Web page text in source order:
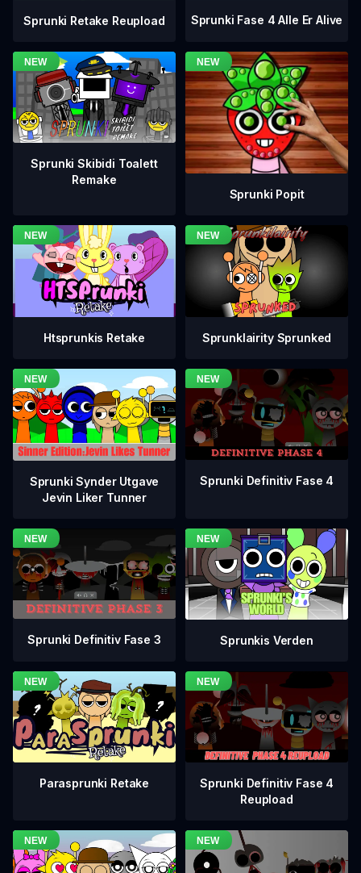
Sprunki Retake Reupload Sprunki Fase 4 Alle Er Alive
Sprunki Skibidi Toalett
Remake
Sprunki Popit
Htsprunkis Retake Sprunklairity Sprunked
Sprunki Synder Utgave
Jevin Liker Tunner
Sprunki Definitiv Fase 4
Sprunki Definitiv Fase 3 Sprunkis Verden
Parasprunki Retake
Sprunki Definitiv Fase 4
Reupload